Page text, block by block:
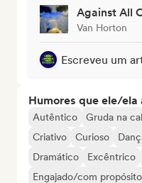
Against All
Van Horton
Escreveu um
Humores que ele/ela
Autêntico Gruda na
Criativo
Curioso
Dramático
Excêntrico
Engajado/com propósito